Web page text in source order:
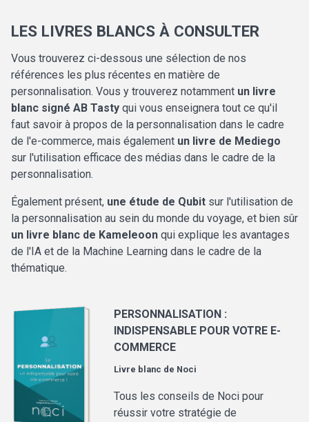
LES LIVRES BLANCS À CONSULTER
Vous trouverez ci-dessous une sélection de nos
références les plus récentes en matière de
personnalisation. Vous y trouverez notamment un livre
blanc signé AB Tasty qui vous enseignera tout ce qu'il
faut savoir à propos de la personnalisation dans le cadre
de l'e-commerce, mais également un livre de Mediego
sur l'utilisation efficace des médias dans le cadre de la
personnalisation.
Également présent, une étude de Qubit sur l'utilisation de
la personnalisation au sein du monde du voyage, et bien sûr
un livre blanc de Kameleoon qui explique les avantages
de l'IA et de la Machine Learning dans le cadre de la
thématique.
PERSONNALISATION :
INDISPENSABLE POUR VOTRE E-
COMMERCE
Livre blanc de Noci
Tous les conseils de Noci pour
réussir votre stratégie de